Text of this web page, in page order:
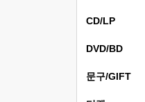
CD/LP
DVD/BD
문구/GIFT